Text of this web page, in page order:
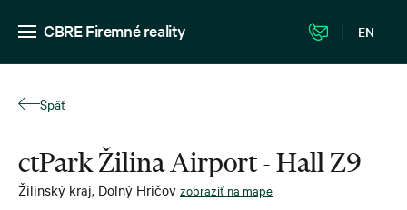
CBRE Firemné reality EN
Späť
ctPark Žilina Airport - Hall Z9
Žilinský kraj, Dolný Hričov zobraziť na mape